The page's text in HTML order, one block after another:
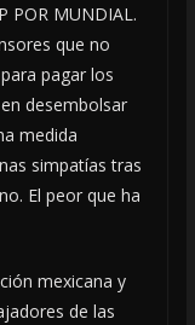
POR MUNDIAL.
que no
pagar los
desembolsar
medida
simpatías tras
El peor que ha
mexicana y
de las